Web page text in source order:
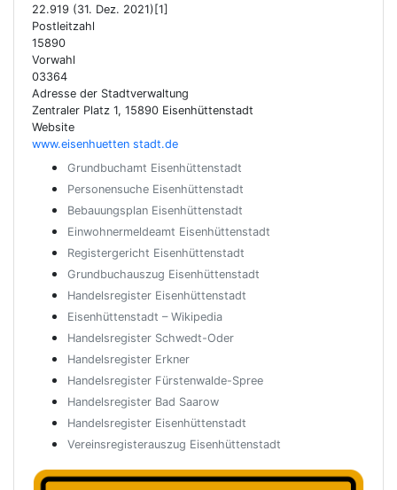
22.919 (31. Dez. 2021)[1]
Postleitzahl
15890
Vorwahl
03364
Adresse der Stadtverwaltung
Zentraler Platz 1, 15890 Eisenhüttenstadt
Website
www.eisenhuetten stadt.de
Grundbuchamt Eisenhüttenstadt
Personensuche Eisenhüttenstadt
Bebauungsplan Eisenhüttenstadt
Einwohnermeldeamt Eisenhüttenstadt
Registergericht Eisenhüttenstadt
Grundbuchauszug Eisenhüttenstadt
Handelsregister Eisenhüttenstadt
Eisenhüttenstadt – Wikipedia
Handelsregister Schwedt-Oder
Handelsregister Erkner
Handelsregister Fürstenwalde-Spree
Handelsregister Bad Saarow
Handelsregister Eisenhüttenstadt
Vereinsregisterauszug Eisenhüttenstadt